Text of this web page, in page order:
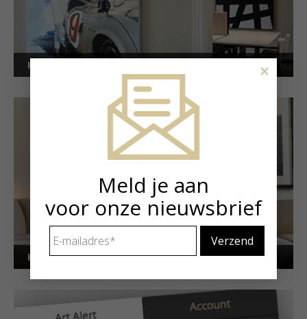
Kunstuitleen voor bedrijven
Kunstuitleen voor particulieren
Meld je aan
voor onze nieuwsbrief
mailadres *
×